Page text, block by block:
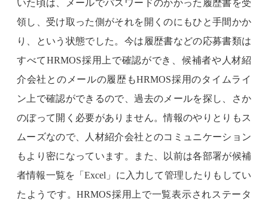
いた頃は、メールでパスワードのかかった履歴書を受
領し、受け取った側がそれを開くのにもひと手間かか
り、という状態でした。今は履歴書などの応募書類は
すべてHRMOS採用上で確認ができ、候補者や人材紹
介会社とのメールの履歴もHRMOS採用のタイムライ
ン上で確認ができるので、過去のメールを探し、さか
のぼって開く必要がありません。情報のやりとりもス
ムーズなので、人材紹介会社とのコミュニケーション
もより密になっています。また、以前は各部署が候補
者情報一覧を「Excel」に入力して管理したりもしてい
たようです。HRMOS採用上で一覧表示されステータ